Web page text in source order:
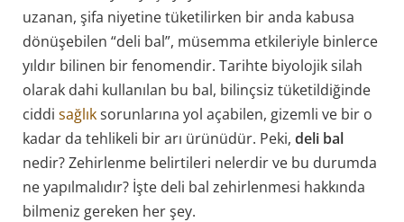
uzanan, şifa niyetine tüketilirken bir anda kabusa
dönüşebilen “deli bal”, müsemma etkileriyle binlerce
yıldır bilinen bir fenomendir. Tarihte biyolojik silah
olarak dahi kullanılan bu bal, bilinçsiz tüketildiğinde
ciddi sağlıksorunlarına yol açabilen, gizemli ve bir o
kadar da tehlikeli bir arı ürünüdür. Peki, deli bal
nedir? Zehirlenme belirtileri nelerdir ve bu durumda
ne yapılmalıdır? İşte deli bal zehirlenmesi hakkında
bilmeniz gereken her şey.